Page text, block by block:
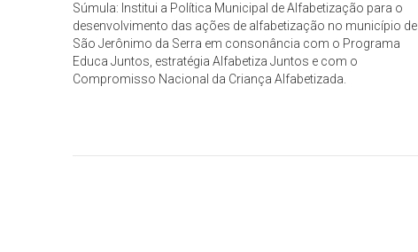
Súmula: Institui a Política Municipal de Alfabetização para o
desenvolvimento das ações de alfabetização no município de
São Jerônimo da Serra em consonância com o Programa
Educa Juntos, estratégia Alfabetiza Juntos e com o
Compromisso Nacional da Criança Alfabetizada.